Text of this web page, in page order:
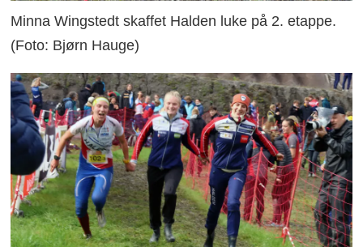
Minna Wingstedt skaffet Halden luke på 2. etappe.
(Foto: Bjørn Hauge)